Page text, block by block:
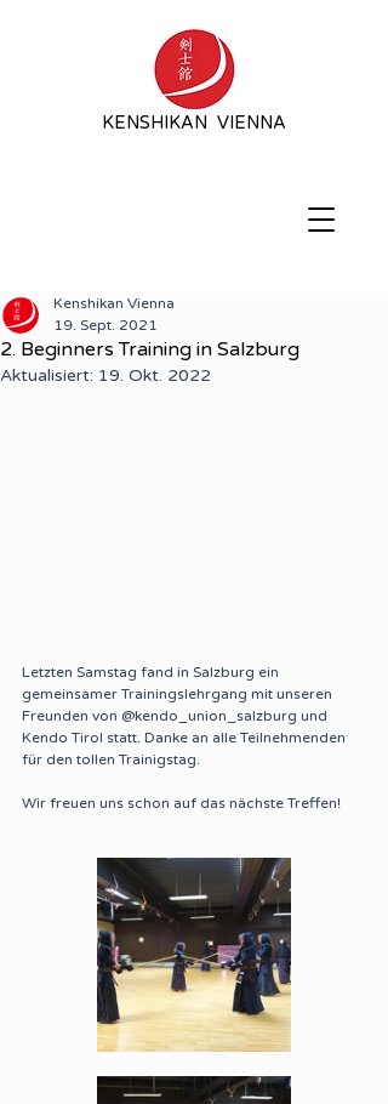
KENSHIKAN VIENNA
2. Beginners Training in Salzburg
Kenshikan Vienna
19. Sept. 2021
Aktualisiert: 19. Okt. 2022
Letzten Samstag fand in Salzburg ein
gemeinsamer Trainingslehrgang mit unseren
Freunden von @kendo_union_salzburg und
Kendo Tirol statt. Danke an alle Teilnehmenden
für den tollen Trainigstag.
Wir freuen uns schon auf das nächste Treffen!